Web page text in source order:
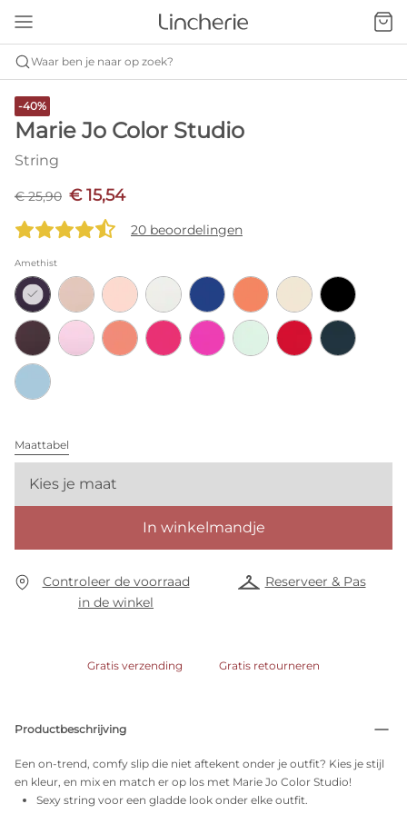
Waar ben je naar op zoek?
-40%
Marie Jo Color Studio
String
€ 25,90 € 15,54
20 beoordelingen
Amethist
Maattabel
Kies je maat
In winkelmandje
Controleer de voorraad
in de winkel
Reserveer & Pas
Gratis verzending Gratis retourneren
Productbeschrijving
Een on-trend, comfy slip die niet aftekent onder je outfit? Kies je stijl
en kleur, en mix en match er op los met Marie Jo Color Studio!
Sexy string voor een gladde look onder elke outfit.